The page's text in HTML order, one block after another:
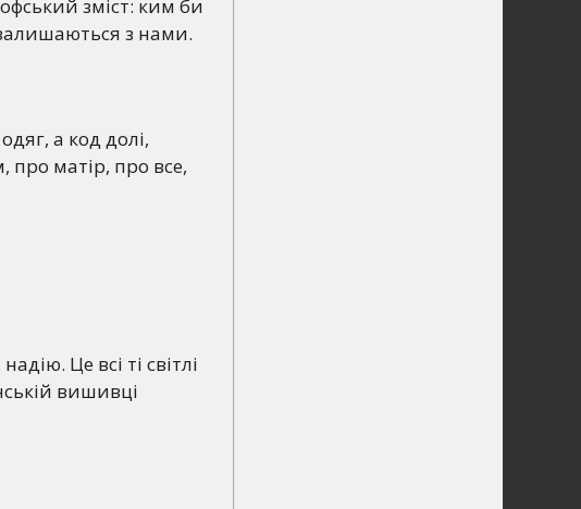
зміст: ким би
з нами.
а код долі,
про матір, про все,
Це всі ті світлі
вишивці